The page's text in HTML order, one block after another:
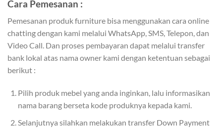
Cara Pemesanan :
Pemesanan produk furniture bisa menggunakan cara online
chatting dengan kami melalui WhatsApp, SMS, Telepon, dan
Video Call. Dan proses pembayaran dapat melalui transfer
bank lokal atas nama owner kami dengan ketentuan sebagai
berikut :
Pilih produk mebel yang anda inginkan, lalu informasikan
nama barang berseta kode produknya kepada kami.
Selanjutnya silahkan melakukan transfer Down Payment